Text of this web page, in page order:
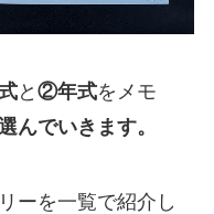
と ②年式をメモ
んでいきます。
ーを一覧で紹介し